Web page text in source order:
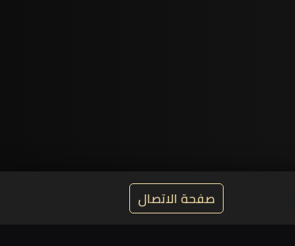
صفحة الاتصال